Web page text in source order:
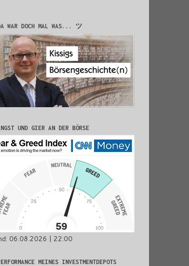
WAR DOCH MAL WAS... ツ
UND GIER AN DER BÖRSE
06.08.2026 | 22:00
MEINES INVESTMENTDEPOTS